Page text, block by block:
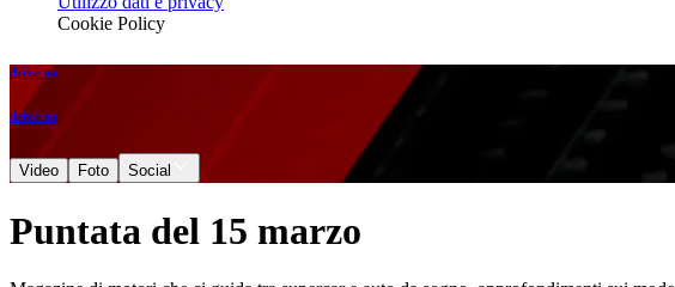
Cookie Policy
drive up
drive up
Video Foto Social
Puntata del 15 marzo